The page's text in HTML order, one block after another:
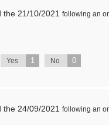
the 21/10/2021 following an
Yes 1 No 0
the 24/09/2021 following an